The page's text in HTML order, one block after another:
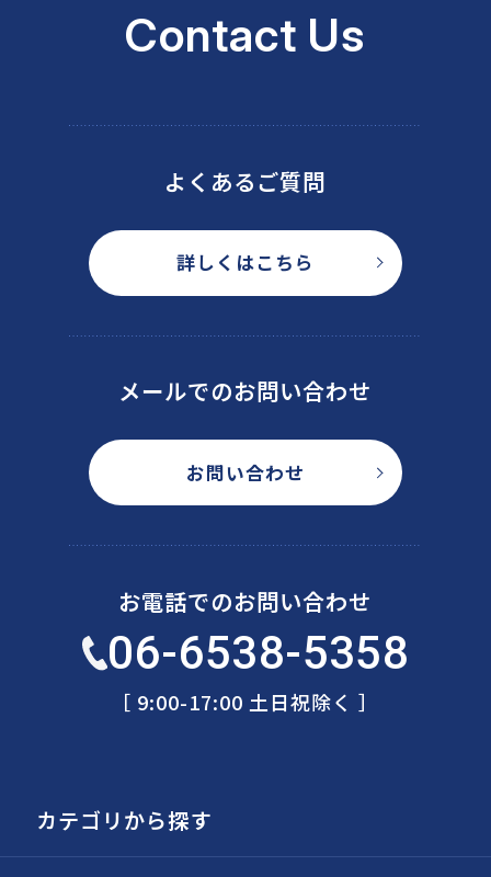
Contact Us
よくあるご質問
詳しくはこちら
メールでのお問い合わせ
お問い合わせ
お電話でのお問い合わせ
06-6538-5358
［ 9:00-17:00 土日祝除く ］
カテゴリから探す